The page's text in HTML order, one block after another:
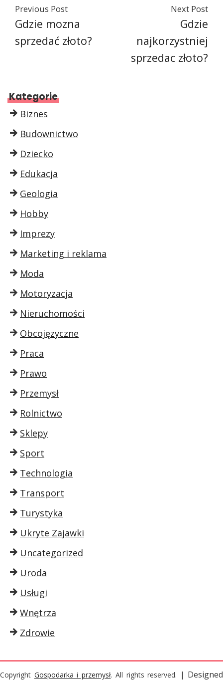
Previous Post
Gdzie mozna
sprzedać złoto?
Next Post
Gdzie
najkorzystniej
sprzedac złoto?
Kategorie
Biznes
Budownictwo
Dziecko
Edukacja
Geologia
Hobby
Imprezy
Marketing i reklama
Moda
Motoryzacja
Nieruchomości
Obcojęzyczne
Praca
Prawo
Przemysł
Rolnictwo
Sklepy
Sport
Technologia
Transport
Turystyka
Ukryte Zajawki
Uncategorized
Uroda
Usługi
Wnętrza
Zdrowie
Copyright Gospodarka i przemysł. All rights reserved. | Designed